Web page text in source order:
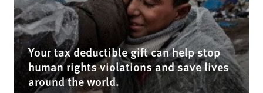
Your tax deductible gift can help stop
human rights violations and save lives
around the world.